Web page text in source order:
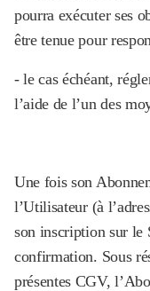
pourra exécuter ses
être tenue pour
- le cas échéant,
l’aide de l’un des
Une fois son
l’Utilisateur (à
son inscription sur le
confirmation. Sous
présentes CGV,